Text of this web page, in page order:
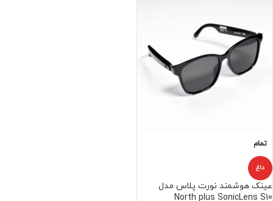
تمام
داغ
عینک هوشمند نورت پلاس مدل
North plus SonicLens S10